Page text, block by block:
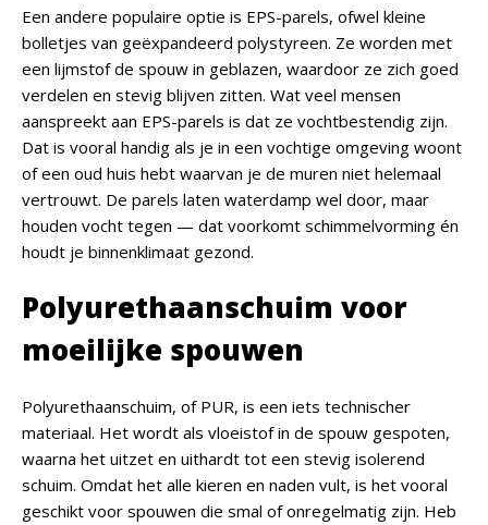
Een andere populaire optie is EPS-parels, ofwel kleine
bolletjes van geëxpandeerd polystyreen. Ze worden met
een lijmstof de spouw in geblazen, waardoor ze zich goed
verdelen en stevig blijven zitten. Wat veel mensen
aanspreekt aan EPS-parels is dat ze vochtbestendig zijn.
Dat is vooral handig als je in een vochtige omgeving woont
of een oud huis hebt waarvan je de muren niet helemaal
vertrouwt. De parels laten waterdamp wel door, maar
houden vocht tegen — dat voorkomt schimmelvorming én
houdt je binnenklimaat gezond.
Polyurethaanschuim voor
moeilijke spouwen
Polyurethaanschuim, of PUR, is een iets technischer
materiaal. Het wordt als vloeistof in de spouw gespoten,
waarna het uitzet en uithardt tot een stevig isolerend
schuim. Omdat het alle kieren en naden vult, is het vooral
geschikt voor spouwen die smal of onregelmatig zijn. Heb